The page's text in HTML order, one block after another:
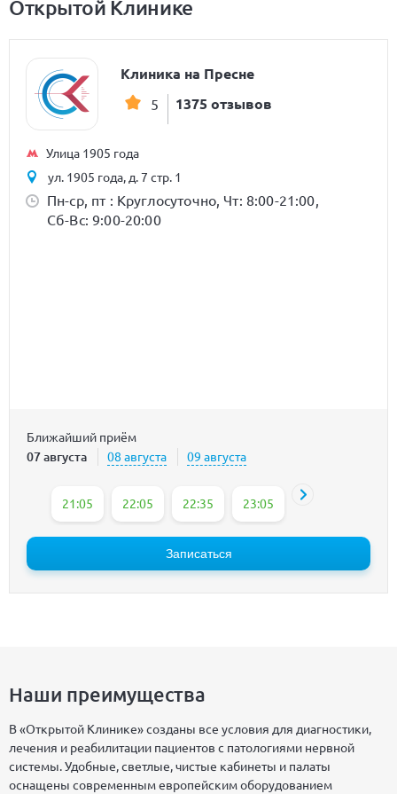
Открытой Клинике
Клиника на Пресне
5 1375 отзывов
Улица 1905 года
ул. 1905 года, д. 7 стр. 1
Пн-ср, пт : Круглосуточно, Чт: 8:00-21:00,
Сб-Вс: 9:00-20:00
Ближайший приём
07 августа 08 августа 09 августа
21:05 22:05 22:35 23:05
Записаться
Наши преимущества
В «Открытой Клинике» созданы все условия для диагностики,
лечения и реабилитации пациентов с патологиями нервной
системы. Удобные, светлые, чистые кабинеты и палаты
оснащены современным европейским оборудованием